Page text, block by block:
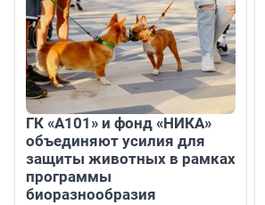
ГК «А101» и фонд «НИКА»
объединяют усилия для
защиты животных в рамках
программы
биоразнообразия